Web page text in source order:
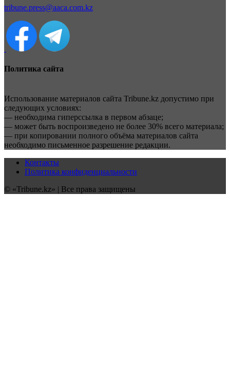
tribune.press@aaca.com.kz
Политика сайта
Использование материалов сайта Tribune.kz допустимо при
следующих условиях:
— необходима гиперссылка в первом абзаце;
— может быть воспроизведено не более 30% всего материала;
— при копировании полного объёма материалов сайта
необходимо письменное разрешение редакции.
Контакты
Политика конфиденциальности
© «Tribune.kz» | Все права защищены